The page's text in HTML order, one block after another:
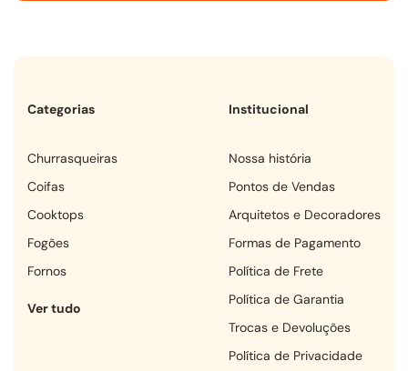
Categorias
churrasqueiras
coifas
cooktops
fogões
fornos
Ver tudo
Institucional
Nossa história
Pontos de Vendas
Arquitetos e Decoradores
Formas de Pagamento
Política de Frete
Política de Garantia
Trocas e Devoluções
Política de Privacidade